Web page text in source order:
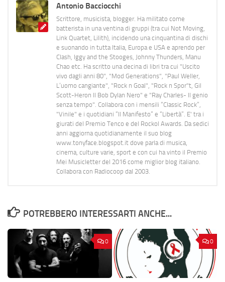
Antonio Bacciocchi
Scrittore, musicista, blogger. Ha militato come
batterista in una ventina di gruppi (tra cui Not Moving,
Link Quartet, Lilith), incidendo una cinquantina di dischi
e suonando in tutta Italia, Europa e USA e aprendo per
Clash, Iggy and the Stooges, Johnny Thunders, Manu
Chao etc. Ha scritto una decina di libri tra cui "Uscito
vivo dagli anni 80", "Mod Generations", "Paul Weller,
L’uomo cangiante", "Rock n Goal", "Rock n Spor"t, Gil
Scott-Heron Il Bob Dylan Nero" e "Ray Charles- Il genio
senza tempo". Collabora con i mensili “Classic Rock”,
"Vinile" e i quotidiani “Il Manifesto” e “Libertà”. E' tra i
giurati del Premio Tenco e del Rockol Awards. Da sedici
anni aggiorna quotidianamente il suo blog
www.tonyface.blogspot.it dove parla di musica,
cinema, culture varie, sport e con cui ha vinto il Premio
Mei Musicletter del 2016 come miglior blog italiano.
Collabora con Radiocoop dal 2003.
POTREBBERO INTERESSARTI ANCHE...
0 0